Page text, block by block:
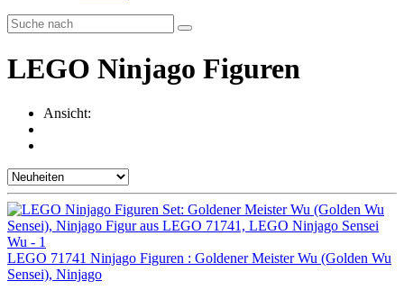
LEGO Ninjago Figuren
Ansicht:
LEGO 71741 Ninjago Figuren : Goldener Meister Wu (Golden Wu
Sensei), Ninjago